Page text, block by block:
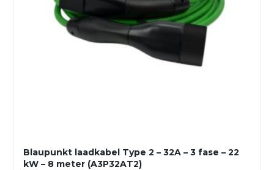
Blaupunkt laadkabel Type 2 – 32A – 3 fase – 22
kW – 8 meter (A3P32AT2)